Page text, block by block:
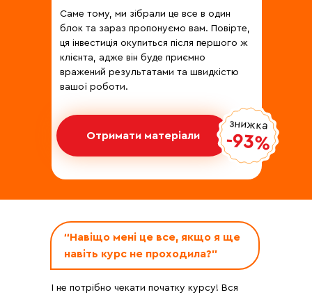
Саме тому, ми зібрали це все в один
блок та зараз пропонуємо вам. Повірте,
ця інвестиція окупиться після першого ж
клієнта, адже він буде приємно
вражений результатами та швидкістю
вашої роботи.
Отримати матеріали
знижка
-93%
“Навіщо мені це все, якщо я ще
навіть курс не проходила?”
І не потрібно чекати початку курсу! Вся